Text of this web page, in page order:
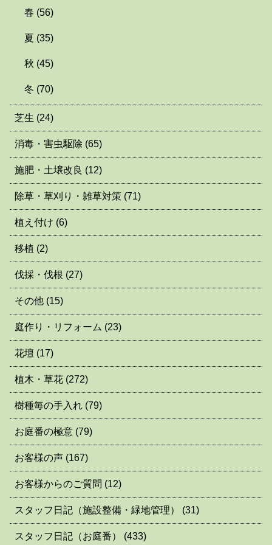
春 (56)
夏 (35)
秋 (45)
冬 (70)
芝生 (24)
消毒・害虫駆除 (65)
施肥・土壌改良 (12)
除草・草刈り・雑草対策 (71)
植え付け (6)
移植 (2)
伐採・伐根 (27)
その他 (15)
庭作り・リフォーム (23)
花壇 (17)
植木・草花 (272)
樹種毎の手入れ (79)
お庭番の極意 (79)
お客様の声 (167)
お客様からのご質問 (12)
スタッフ日記（施設整備・緑地管理） (31)
スタッフ日記（お庭番） (433)